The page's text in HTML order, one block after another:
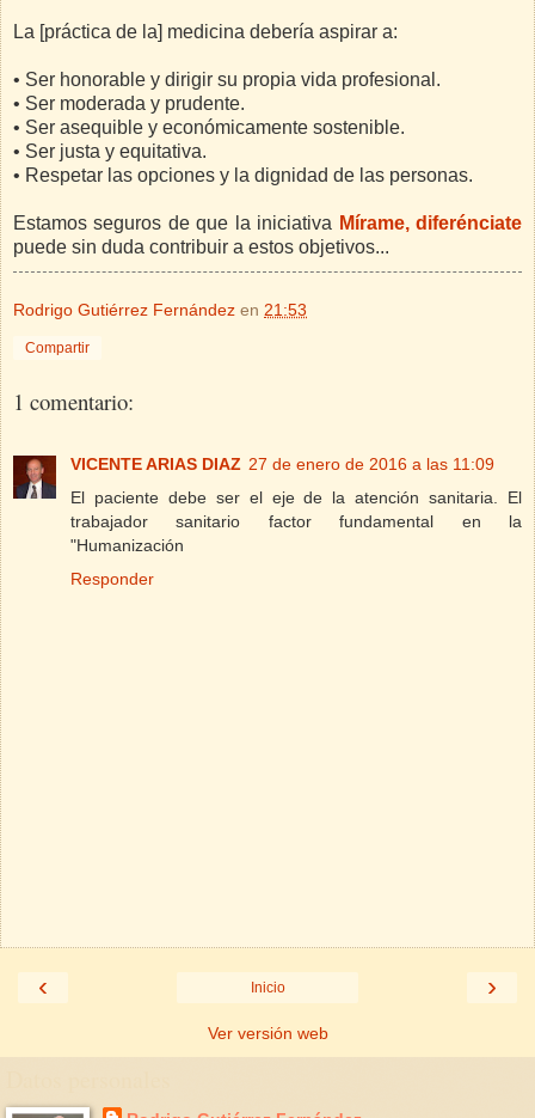
La [práctica de la] medicina debería aspirar a:
• Ser honorable y dirigir su propia vida profesional.
• Ser moderada y prudente.
• Ser asequible y económicamente sostenible.
• Ser justa y equitativa.
• Respetar las opciones y la dignidad de las personas.
Estamos seguros de que la iniciativa Mírame, diferénciate
puede sin duda contribuir a estos objetivos...
Rodrigo Gutiérrez Fernández en 21:53
Compartir
1 comentario:
VICENTE ARIAS DIAZ 27 de enero de 2016 a las 11:09
El paciente debe ser el eje de la atención sanitaria. El
trabajador sanitario factor fundamental en la
"Humanización
Responder
‹ ›
Inicio
Ver versión web